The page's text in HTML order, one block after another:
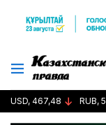
USD, 467,48 RUB,